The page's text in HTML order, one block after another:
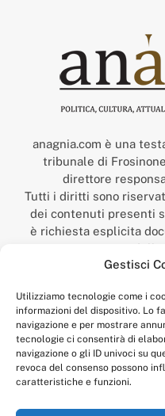
Gestisci
Utilizziamo tecnologie come i
informazioni del dispositivo. Lo
navigazione e per mostrare
tecnologie ci consentirà di
navigazione o gli ID univoci su
revoca del consenso possono
caratteristiche e funzioni.
anagnia.com è una
tribunale di
direttore
Tutti i diritti sono
dei contenuti presenti
è richiesta esplicita
della
“Anagnia” è un marchio
num. registrazione:
Per contatti: